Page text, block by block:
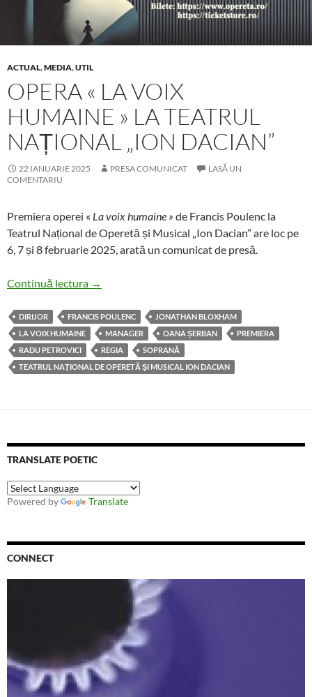
ACTUAL,MEDIA,UTIL
OPERA « LA VOIX
HUMAINE » LA TEATRUL
NAȚIONAL „ION DACIAN”
22 IANUARIE 2025 PRESA COMUNICAT
LASĂ UN
COMENTARIU
Premiera operei « La voix humaine » de Francis Poulenc la
Teatrul Național de Operetă și Musical „Ion Dacian” are loc pe
6, 7 și 8 februarie 2025, arată un comunicat de presă.
Continuă lectura Opera « La voix humaine » la Teatrul Național
→
DIRIJOR FRANCIS POULENC
JONATHAN BLOXHAM
LA VOIX HUMAINE
MANAGER OANA ȘERBAN
PREMIERA
RADU PETROVICI
REGIA
SOPRANĂ
TEATRUL NAŢIONAL DE OPERETĂ ŞI MUSICAL ION DACIAN
TRANSLATE POETIC
Powered by Translate
CONNECT